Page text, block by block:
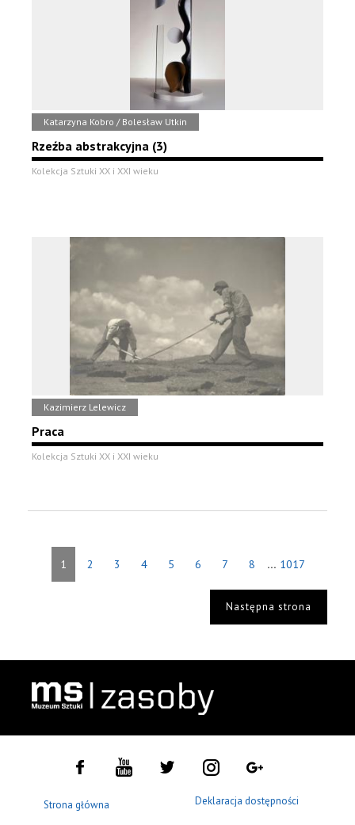
Katarzyna Kobro / Bolesław Utkin
Rzeźba abstrakcyjna (3)
Kolekcja Sztuki XX i XXI wieku
Kazimierz Lelewicz
Praca
Kolekcja Sztuki XX i XXI wieku
1 2 3 4 5 6 7 8 ... 1017
Następna strona
Strona główna Deklaracja dostępności